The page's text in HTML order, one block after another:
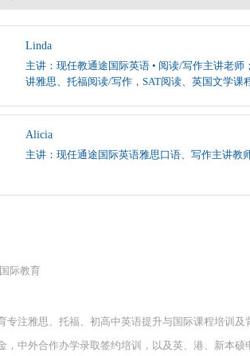
Linda
主讲：现任教通途国际英语 • 阅读/写作主讲老师
讲雅思、托福阅读/写作，SAT阅读、英国文学课
Alicia
主讲：现任通途国际英语雅思口语、写作主讲教师
专注雅思、托福、初高中英语提升与国际课程培训
，中外合作办学录取签约培训，以及英、港、新本硕